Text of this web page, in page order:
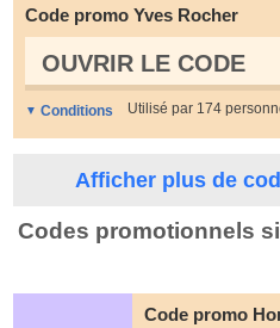
Code promo Yves Rocher
OUVRIR LE СODE
Conditions Utilisé par 174
Afficher plus de
Codes promotionnels
Code promo